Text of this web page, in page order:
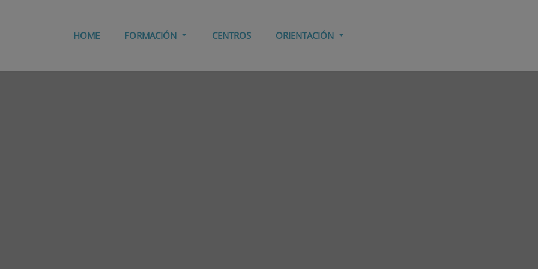
HOME FORMACIÓN CENTROS ORIENTACIÓN